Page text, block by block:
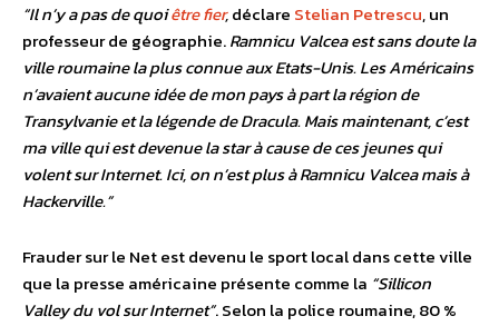
“Il n’y a pas de quoiêtrefier,déclare Stelian Petrescu, un
professeur de géographie.Ramnicu Valcea est sans doute la
ville roumaine la plus connue aux Etats-Unis. Les Américains
n’avaient aucune idée de mon pays à part la région de
Transylvanie et la légende de Dracula. Mais maintenant, c’est
ma ville qui est devenue la star à cause de ces jeunes qui
volent sur Internet. Ici, on n’est plus à Ramnicu Valcea mais à
Hackerville.”
Frauder sur le Net est devenu le sport local dans cette ville
que la presse américaine présente comme la “Sillicon
Valley du vol sur Internet”. Selon la police roumaine, 80 %